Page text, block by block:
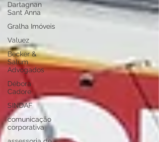
Dartagnan
Sant Anna
Gralha Imóveis
Valuez
Becker &
Salum
Advogados
Débora
Cadore
SINDAF
comunicação
corporativa